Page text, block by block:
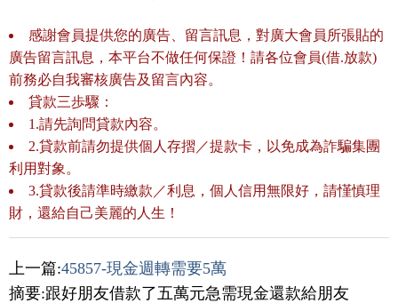
感謝會員提供您的廣告、留言訊息，對廣大會員所張貼的
廣告留言訊息，本平台不做任何保證！請各位會員(借.放款)
前務必自我審核廣告及留言內容。
貸款三歩驟：
1.請先詢問貸款內容。
2.貸款前請勿提供個人存摺／提款卡，以免成為詐騙集團
利用對象。
3.貸款後請準時繳款／利息，個人信用無限好，請慬慎理
財，還給自己美麗的人生！
上一篇:45857-現金週轉需要5萬
摘要:跟好朋友借款了五萬元急需現金還款給朋友